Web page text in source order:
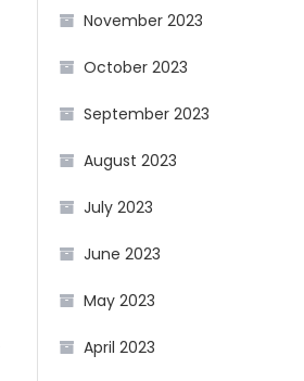
November 2023
October 2023
September 2023
August 2023
July 2023
June 2023
May 2023
April 2023